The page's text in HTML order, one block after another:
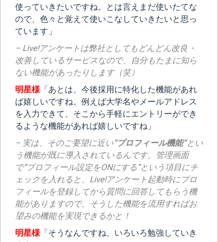
使っていきたいですね。とは言えまだ使いたてな
ので、色々と覚えて使いこなしていきたいと思っ
ています」
– Live!アンケートは弊社としてもどんどん改良・
改善しているサービスなので、自分もたまに知ら
ない機能があったりします（笑）
明星様 「あとは、今後採用に特化した機能があれ
ば嬉しいですね。例えば大学名やメールアドレス
を入力できて、そこから手軽にエントリーができ
るような機能があれば嬉しいですね」
– 実は、そのご要望に近い”プロフィール機能”とい
う機能が既に導入されているんです。管理画面
で”プロフィール設定をONにする”という項目にチ
ェックを入れると、Live!アンケート起動時にプロ
フィールを登録してから質問に回答してもらう機
能がありますので、そうした機能を流用すればお
望みの機能を実現できるかと！
明星様 「そうなんですね、いろいろ勉強していき